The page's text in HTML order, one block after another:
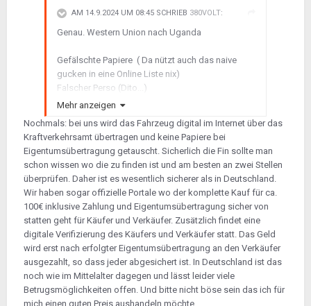
AM 14.9.2024 UM 08:45 SCHRIEB 380VOLT:
Genau. Western Union nach Uganda
Gefälschte Papiere ( Da nützt auch das naive
gucken in eine Online Liste nix)
Falscher Perso (Dito...)
Falsche FIN
Kaufen/Übergabe beim Supermarkt, Tankstelle,
etc.
usw.
usw.
Die Menschen werden immer dümmer und
gieriger, das wird ausgenutzt.
Mehr anzeigen
Nochmals: bei uns wird das Fahrzeug digital im Internet über das
Kraftverkehrsamt übertragen und keine Papiere bei
Eigentumsübertragung getauscht. Sicherlich die Fin sollte man
schon wissen wo die zu finden ist und am besten an zwei Stellen
überprüfen. Daher ist es wesentlich sicherer als in Deutschland.
Wir haben sogar offizielle Portale wo der komplette Kauf für ca.
100€ inklusive Zahlung und Eigentumsübertragung sicher von
statten geht für Käufer und Verkäufer. Zusätzlich findet eine
digitale Verifizierung des Käufers und Verkäufer statt. Das Geld
wird erst nach erfolgter Eigentumsübertragung an den Verkäufer
ausgezahlt, so dass jeder abgesichert ist. In Deutschland ist das
noch wie im Mittelalter dagegen und lässt leider viele
Betrugsmöglichkeiten offen. Und bitte nicht böse sein das ich für
mich einen guten Preis aushandeln möchte.